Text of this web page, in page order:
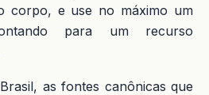
corpo, e use no máximo um
para um recurso
as fontes canônicas que